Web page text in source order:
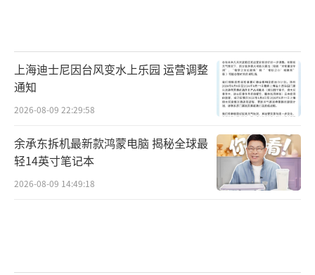
上海迪士尼因台风变水上乐园 运营调整
通知
2026-08-09 22:29:58
余承东拆机最新款鸿蒙电脑 揭秘全球最
轻14英寸笔记本
2026-08-09 14:49:18